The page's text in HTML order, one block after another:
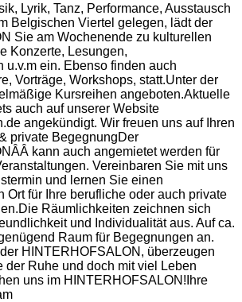
Lyrik, Tanz, Performance, Ausstausch
Belgischen Viertel gelegen, lädt der
Sie am Wochenende zu kulturellen
Konzerte, Lesungen,
u.v.m ein. Ebenso finden auch
Vorträge, Workshops, statt.Unter der
Kursreihen angeboten.Aktuelle
auch auf unserer Website
angekündigt. Wir freuen uns auf Ihren
private BegegnungDer
kann auch angemietet werden für
Vereinbaren Sie mit uns
und lernen Sie einen
Ort für Ihre berufliche oder auch private
Räumlichkeiten zeichnen sich
und Individualität aus. Auf ca.
Raum für Begegnungen an.
HINTERHOFSALON, überzeugen
der Ruhe und doch mit viel Leben
uns im HINTERHOFSALON!Ihre